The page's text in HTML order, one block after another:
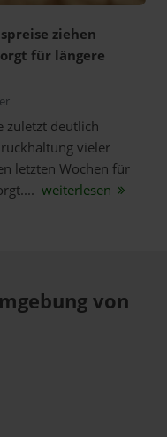
ziehen
für längere
zuletzt deutlich
vieler
letzten Wochen für
weiterlesen
von